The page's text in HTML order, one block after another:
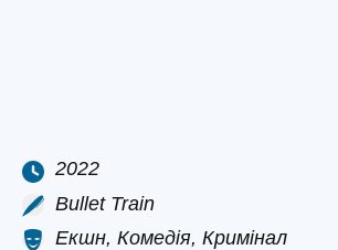
2022
Bullet Train
Екшн, Комедія, Кримінал